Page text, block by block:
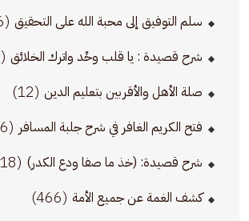
سلم التوفيق إلى محبة الله على التحقيق (16)
شرح قصيدة : يا قلب وحِّد واترك الخلائق (19)
صلة الأهل والأقربين بتعليم الدين (12)
فتح الكريم الغافر في شرح جلبة المسافر (6)
شرح قصيدة: (خذ ما صفا ودع الكدر) (18)
كشف الغمة عن جميع الأمة (466)